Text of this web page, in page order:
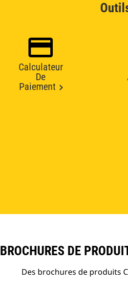
Calculateur
De
Paiement
BROCHURES DE
Des brochures de produits